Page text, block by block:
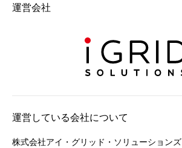
運営会社
運営している会社について
株式会社アイ・グリッド・ソリューションズ